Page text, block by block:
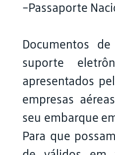
-Passaporte
Documentos
suporte
apresentados
empresas
seu embarque
Para que